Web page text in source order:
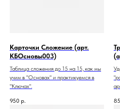
Карточки Сложение (арт.
КБОсновы003)
Таблица сложения до 15 на 15, как мы
учим в "Основах" и практикуемся в
"Ключах".
950 р.